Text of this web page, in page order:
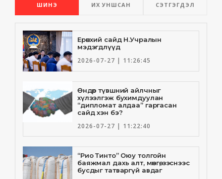
ШИНЭ ИХ УНШСАН СЭТГЭГДЭЛ
Ерөнхий сайд Н.Учралын
мэдэгдлүүд
2026-07-27 | 11:26:45
Өндөр түвшний айлчныг
хүлээлгэж бухимдуулан
“дипломат алдаа” гаргасан
сайд хэн бэ?
2026-07-27 | 11:22:40
“Рио Тинто” Оюу толгойн
баяжмал дахь алт, мөнгө, зэснээс
бусдыг татваргүй авдаг